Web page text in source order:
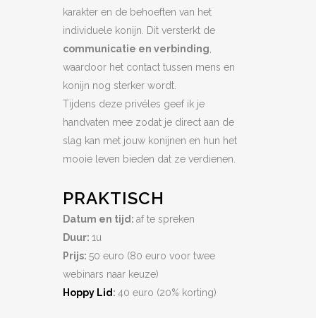
karakter en de behoeften van het
individuele konijn. Dit versterkt de
communicatie en verbinding
waardoor het contact tussen mens en
konijn nog sterker wordt.
Tijdens deze privéles geef ik je
handvaten mee zodat je direct aan de
slag kan met jouw konijnen en hun het
mooie leven bieden dat ze verdienen.
PRAKTISCH
Datum en tijd: af te spreken
Duur: 1u
Prijs: 50 euro (80 euro voor twee
webinars naar keuze)
Hoppy Lid: 40 euro (20% korting)